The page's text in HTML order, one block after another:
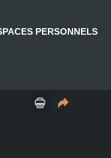
PERSONNELS